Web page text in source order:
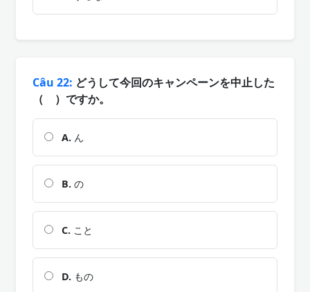
Câu 22: どうして今回のキャンペーンを中止した
（ ）ですか。
A. ん
B. の
C. こと
D. もの